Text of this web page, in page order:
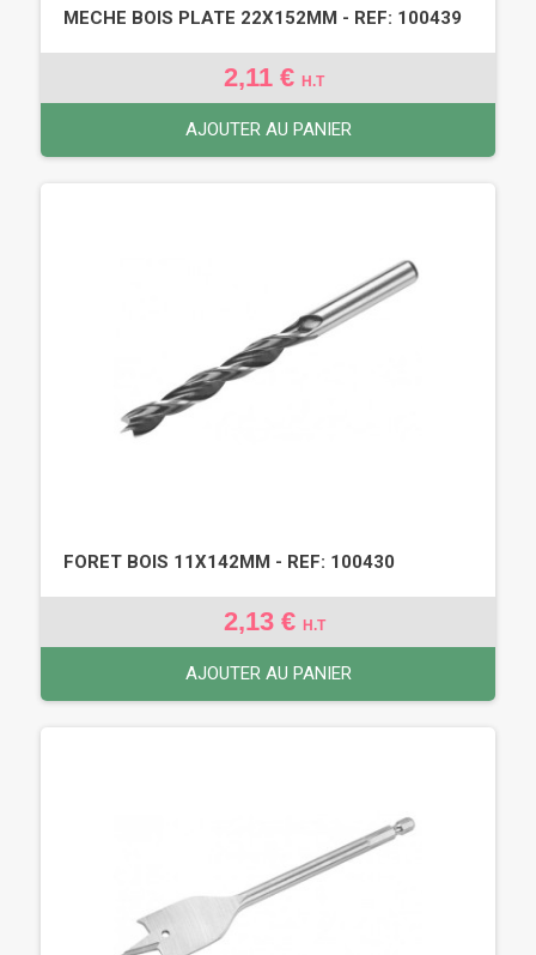
MECHE BOIS PLATE 22X152MM - REF: 100439
2,11 € H.T
AJOUTER AU PANIER
FORET BOIS 11X142MM - REF: 100430
2,13 € H.T
AJOUTER AU PANIER